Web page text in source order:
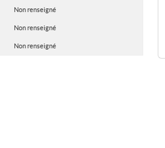
Non renseigné
Non renseigné
Non renseigné